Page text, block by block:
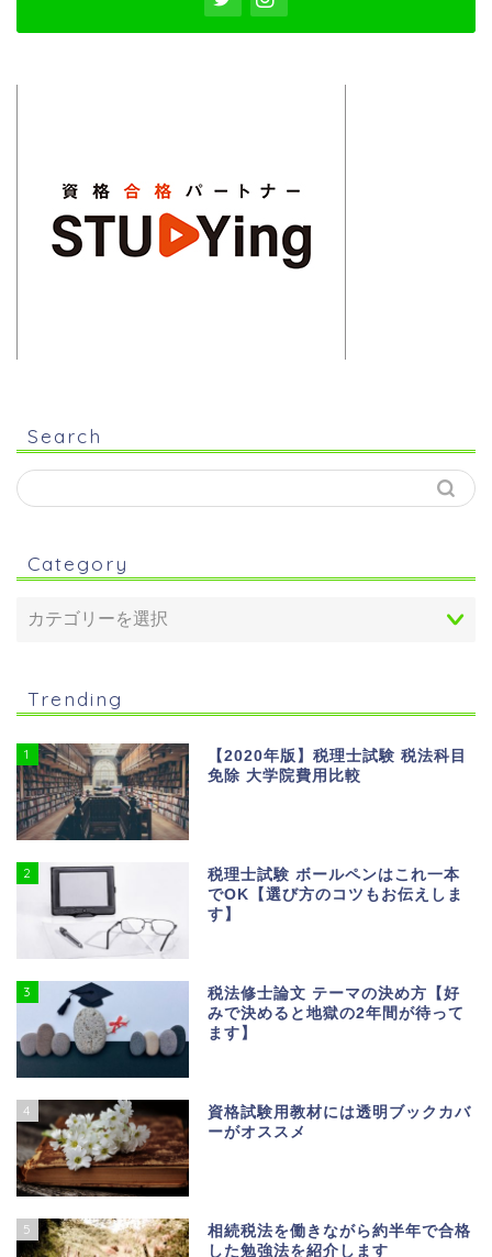
Search
Category
Trending
1
【2020年版】税理士試験 税法科目
免除 大学院費用比較
2
税理士試験 ボールペンはこれ一本
でOK【選び方のコツもお伝えしま
す】
3
税法修士論文 テーマの決め方【好
みで決めると地獄の2年間が待って
ます】
4
資格試験用教材には透明ブックカバ
ーがオススメ
5
相続税法を働きながら約半年で合格
した勉強法を紹介します